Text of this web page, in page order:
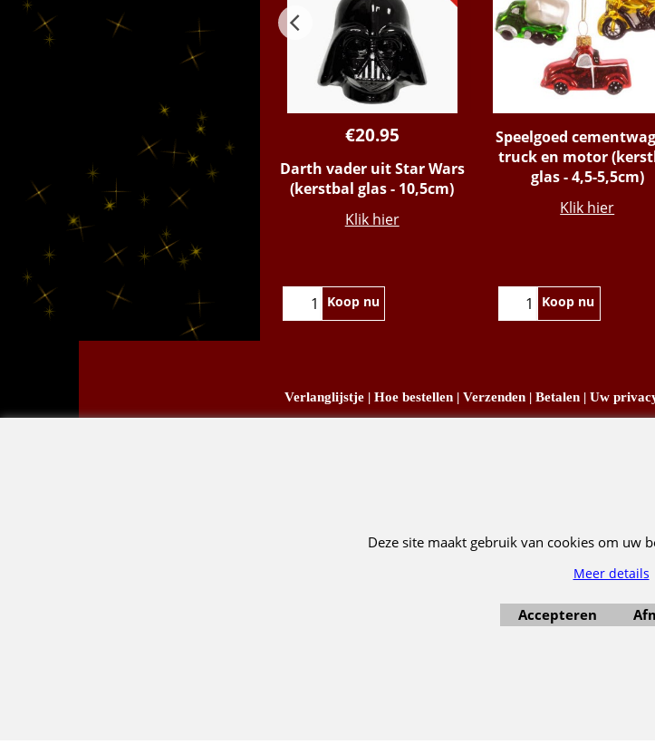
€20.95
Darth vader uit Star Wars
(kerstbal glas - 10,5cm)
Klik hier
Koop nu
Speelgoed
truck en motor
glas - 4,5-5,5cm)
Klik hier
Koop nu
Verlanglijstje Uw privacy
Deze site maakt gebruik van cookies om uw
Meer details
Accepteren